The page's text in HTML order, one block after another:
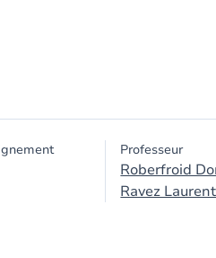
Professeur
Roberfroid
Ravez Laurent